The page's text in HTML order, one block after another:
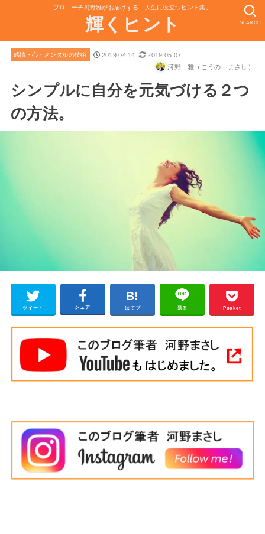
プロコーチ河野雅がお届けする、人生に役立つヒント集。
輝くヒント SEARCH
感情・心・メンタルの技術 2019.04.14
2019.05.07
河野 雅（こうの まさし）
シンプルに自分を元気づける２つ
の方法。
ツイート シェア はてブ 送る Pocket